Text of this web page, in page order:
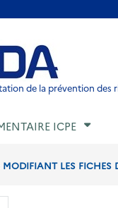
de page
de la prévention
ICPE
LES FICHES